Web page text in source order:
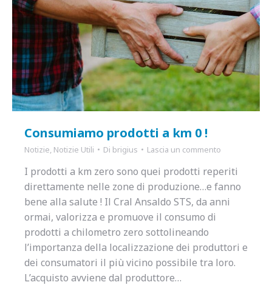
Consumiamo prodotti a km 0 !
Notizie, Notizie Utili Di brigius Lascia un commento
I prodotti a km zero sono quei prodotti reperiti
direttamente nelle zone di produzione…e fanno
bene alla salute ! Il Cral Ansaldo STS, da anni
ormai, valorizza e promuove il consumo di
prodotti a chilometro zero sottolineando
l’importanza della localizzazione dei produttori e
dei consumatori il più vicino possibile tra loro.
L’acquisto avviene dal produttore…